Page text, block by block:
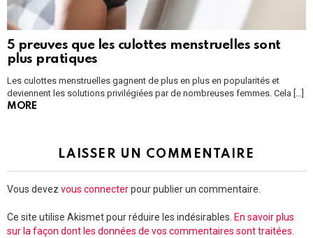
5 preuves que les culottes menstruelles sont
plus pratiques
Les culottes menstruelles gagnent de plus en plus en popularités et
deviennent les solutions privilégiées par de nombreuses femmes. Cela […]
MORE
LAISSER UN COMMENTAIRE
Vous devez vous connecterpour publier un commentaire.
Ce site utilise Akismet pour réduire les indésirables. En savoir plus
sur la façon dont les données de vos commentaires sont traitées